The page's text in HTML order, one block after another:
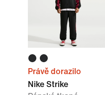
Právě dorazilo
Nike Strike